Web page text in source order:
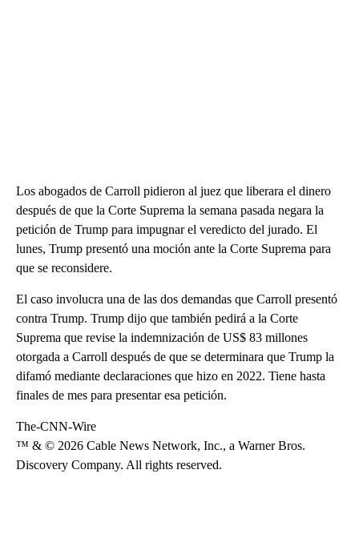
Los abogados de Carroll pidieron al juez que liberara el dinero
después de que la Corte Suprema la semana pasada negara la
petición de Trump para impugnar el veredicto del jurado. El
lunes, Trump presentó una moción ante la Corte Suprema para
que se reconsidere.
El caso involucra una de las dos demandas que Carroll presentó
contra Trump. Trump dijo que también pedirá a la Corte
Suprema que revise la indemnización de US$ 83 millones
otorgada a Carroll después de que se determinara que Trump la
difamó mediante declaraciones que hizo en 2022. Tiene hasta
finales de mes para presentar esa petición.
The-CNN-Wire
™ & © 2026 Cable News Network, Inc., a Warner Bros.
Discovery Company. All rights reserved.